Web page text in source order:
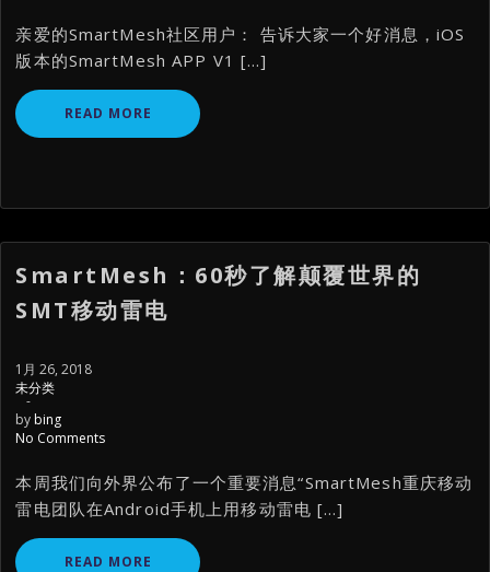
亲爱的SmartMesh社区用户： 告诉大家一个好消息，iOS
版本的SmartMesh APP V1 […]
READ MORE
SmartMesh：60秒了解颠覆世界的
SMT移动雷电
1月 26, 2018
未分类
-
by bing
No Comments
本周我们向外界公布了一个重要消息“SmartMesh重庆移动
雷电团队在Android手机上用移动雷电 […]
READ MORE